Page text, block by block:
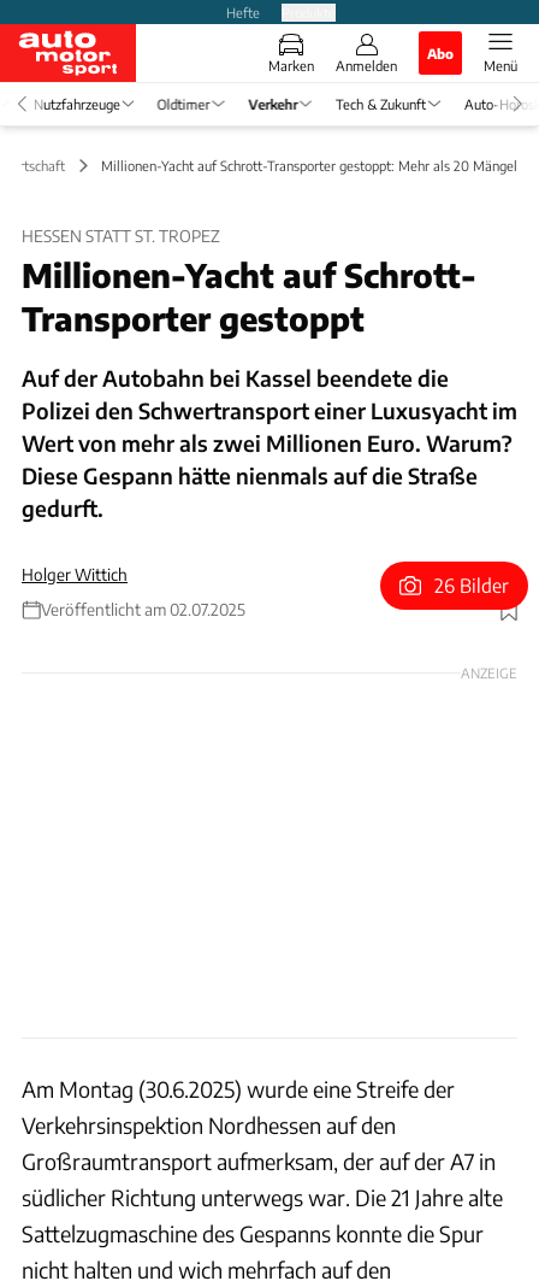
Hefte
Marken Anmelden
Abo
Menü
Nutzfahrzeuge Oldtimer Verkehr Tech & Zukunft Auto-
Millionen-Yacht auf Schrott-Transporter gestoppt: Mehr als 20 Mängel
HESSEN STATT ST. TROPEZ
Millionen-Yacht auf Schrott-
Transporter gestoppt
Auf der Autobahn bei Kassel beendete die
Polizei den Schwertransport einer Luxusyacht im
Wert von mehr als zwei Millionen Euro. Warum?
Diese Gespann hätte nienmals auf die Straße
gedurft.
Holger Wittich
Veröffentlicht am 02.07.2025
Foto: Polizei Nordhessen / tommy via Getty Images
26 Bilder
ANZEIGE
Am Montag (30.6.2025) wurde eine Streife der
Verkehrsinspektion Nordhessen auf den
Großraumtransport aufmerksam, der auf der A7 in
südlicher Richtung unterwegs war. Die 21 Jahre alte
Sattelzugmaschine des Gespanns konnte die Spur
nicht halten und wich mehrfach auf den